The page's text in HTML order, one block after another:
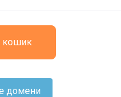
кошик
домени